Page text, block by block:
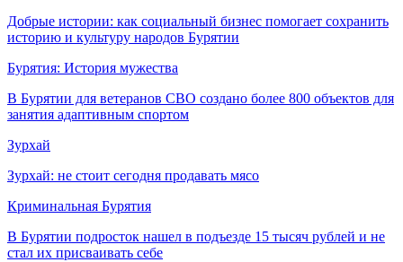
Добрые истории: как социальный бизнес помогает сохранить
историю и культуру народов Бурятии
Бурятия: История мужества
В Бурятии для ветеранов СВО создано более 800 объектов для
занятия адаптивным спортом
Зурхай
Зурхай: не стоит сегодня продавать мясо
Криминальная Бурятия
В Бурятии подросток нашел в подъезде 15 тысяч рублей и не
стал их присваивать себе